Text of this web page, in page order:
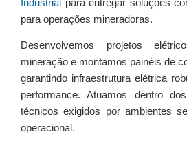
para operações mineradoras.
Desenvolvemos projetos
mineração e montamos painéis de
garantindo infraestrutura elétrica
performance. Atuamos dentro
técnicos exigidos por ambientes
operacional.